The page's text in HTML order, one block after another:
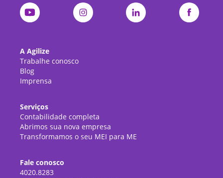
A Agilize
Trabalhe conosco
Blog
Imprensa
Serviços
Contabilidade completa
Abrimos sua nova empresa
Transformamos o seu MEI para ME
Fale conosco
4020.8283